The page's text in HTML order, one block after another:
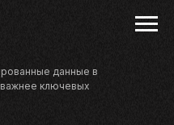
данные в
ключевых